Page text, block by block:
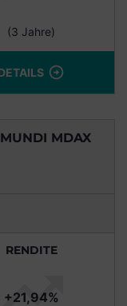
(3 Jahre)
MDAX
RENDITE
+21,94%